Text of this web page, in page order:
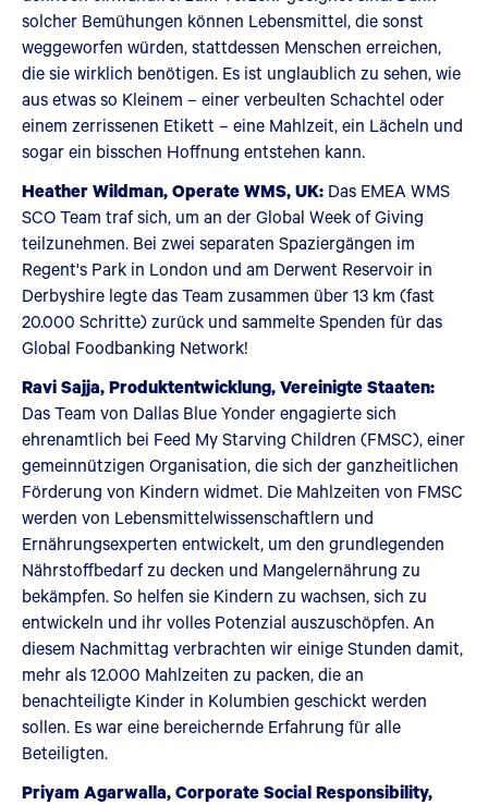
solcher Bemühungen können Lebensmittel, die sonst
weggeworfen würden, stattdessen Menschen erreichen,
die sie wirklich benötigen. Es ist unglaublich zu sehen, wie
aus etwas so Kleinem – einer verbeulten Schachtel oder
einem zerrissenen Etikett – eine Mahlzeit, ein Lächeln und
sogar ein bisschen Hoffnung entstehen kann.
Heather Wildman, Operate WMS, UK: Das EMEA WMS
SCO Team traf sich, um an der Global Week of Giving
teilzunehmen. Bei zwei separaten Spaziergängen im
Regent's Park in London und am Derwent Reservoir in
Derbyshire legte das Team zusammen über 13 km (fast
20.000 Schritte) zurück und sammelte Spenden für das
Global Foodbanking Network!
Ravi Sajja, Produktentwicklung, Vereinigte Staaten:
Das Team von Dallas Blue Yonder engagierte sich
ehrenamtlich bei Feed My Starving Children (FMSC), einer
gemeinnützigen Organisation, die sich der ganzheitlichen
Förderung von Kindern widmet. Die Mahlzeiten von FMSC
werden von Lebensmittelwissenschaftlern und
Ernährungsexperten entwickelt, um den grundlegenden
Nährstoffbedarf zu decken und Mangelernährung zu
bekämpfen. So helfen sie Kindern zu wachsen, sich zu
entwickeln und ihr volles Potenzial auszuschöpfen. An
diesem Nachmittag verbrachten wir einige Stunden damit,
mehr als 12.000 Mahlzeiten zu packen, die an
benachteiligte Kinder in Kolumbien geschickt werden
sollen. Es war eine bereichernde Erfahrung für alle
Beteiligten.
Priyam Agarwalla, Corporate Social Responsibility,